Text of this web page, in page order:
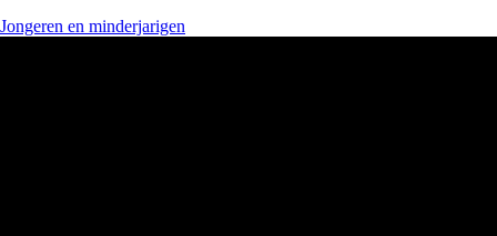
Jongeren en minderjarigen